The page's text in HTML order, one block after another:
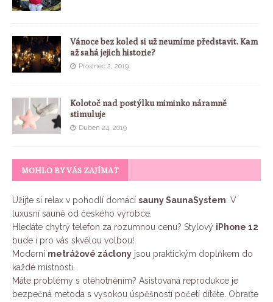
Vánoce bez koled si už neumíme představit. Kam
až sahá jejich historie?
Prosinec 2, 2019
Kolotoč nad postýlku miminko náramně
stimuluje
Duben 24, 2019
MOHLO BY VÁS ZAJÍMAT
Užijte si relax v pohodlí domácí sauny SaunaSystem. V
luxusní sauně od českého výrobce.
Hledáte chytrý telefon za rozumnou cenu? Stylový iPhone 12
bude i pro vás skvělou volbou!
Moderní metrážové záclony jsou praktickým doplňkem do
každé místnosti.
Máte problémy s otěhotněním? Asistovaná reprodukce je
bezpečná metoda s vysokou úspěšností početí dítěte. Obraťte